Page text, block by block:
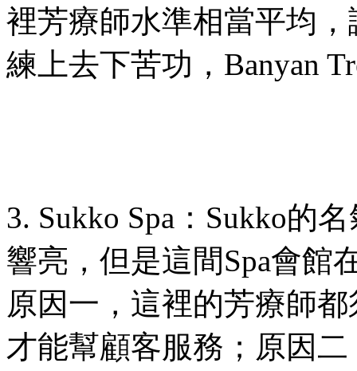
裡芳療師水準相當平均
練上去下苦功， Banyan
3. Sukko Spa ： Sukko的
響亮，但是這間Spa會館
原因一，這裡的芳療師
才能幫顧客服務；原因